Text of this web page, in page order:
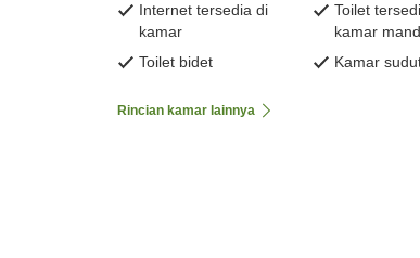
Internet tersedia di
kamar
Toilet
kamar
Toilet bidet
Kamar
Rincian kamar lainnya